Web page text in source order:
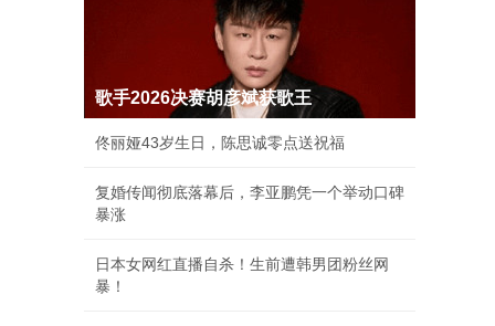
歌手2026决赛胡彦斌获歌王
佟丽娅43岁生日，陈思诚零点送祝福
复婚传闻彻底落幕后，李亚鹏凭一个举动口碑
暴涨
日本女网红直播自杀！生前遭韩男团粉丝网
暴！